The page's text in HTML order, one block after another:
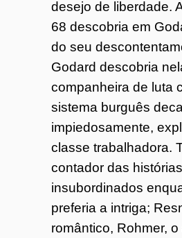
desejo de liberdade.
68 descobria em
do seu
Godard descobria
companheira de luta
sistema burguês
impiedosamente,
classe trabalhadora.
contador das
insubordinados
preferia a intriga;
romântico, Rohmer,